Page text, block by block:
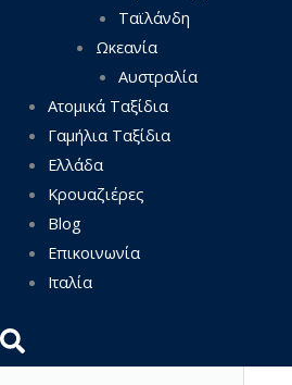
Ταϊλάνδη
Ωκεανία
Αυστραλία
Ατομικά Ταξίδια
Γαμήλια Ταξίδια
Ελλάδα
Κρουαζιέρες
Blog
Επικοινωνία
Ιταλία